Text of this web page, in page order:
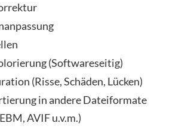
(Softwareseitig)
(Risse, Schäden, Lücken)
in andere Dateiformate
AVIF u.v.m.)